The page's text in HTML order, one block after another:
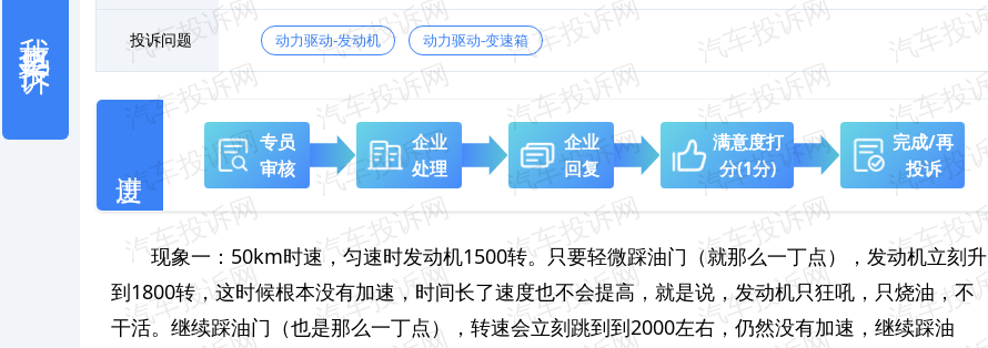
投诉问题 动力驱动-发动机 动力驱动-变速箱
专员
审核
企业
处理
企业
回复
满意度打
分(1分)
完成/再
投诉
现象一：50km时速，匀速时发动机1500转。只要轻微踩油门（就那么一丁点），发动机立刻升
到1800转，这时候根本没有加速，时间长了速度也不会提高，就是说，发动机只狂吼，只烧油，不
干活。继续踩油门（也是那么一丁点），转速会立刻跳到到2000左右，仍然没有加速，继续踩油